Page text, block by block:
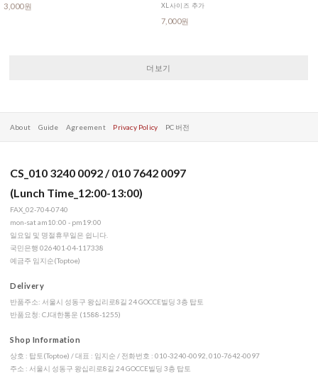
3,000원 XL사이즈 추가
7,000원
더보기
About Guide Agreement Privacy Policy PC 버전
CS_010 3240 0092 / 010 7642 0097
(Lunch Time_12:00-13:00)
FAX_02-704-0740
mon-sat am10:00 - pm19:00
일요일 및 명절휴무일은 쉽니다.
국민은행 026401-04-117338
예금주 임지순(Toptoe)
Delivery
반품주소: 서울시 성동구 왕십리로8길 24 GOCCE빌딩 3층 탑토
반품요청: CJ대한통운 (1588-1255)
Shop Information
상호 : 탑토(Toptoe) / 대표 : 임지순 / 전화번호 : 010-3240-0092, 010-7642-0097
주소 : 서울시 성동구 왕십리로8길 24 GOCCE빌딩 3층 탑토